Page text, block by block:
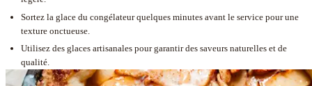
Sortez la glace du congélateur quelques minutes avant le service pour une
texture onctueuse.
Utilisez des glaces artisanales pour garantir des saveurs naturelles et de
qualité.